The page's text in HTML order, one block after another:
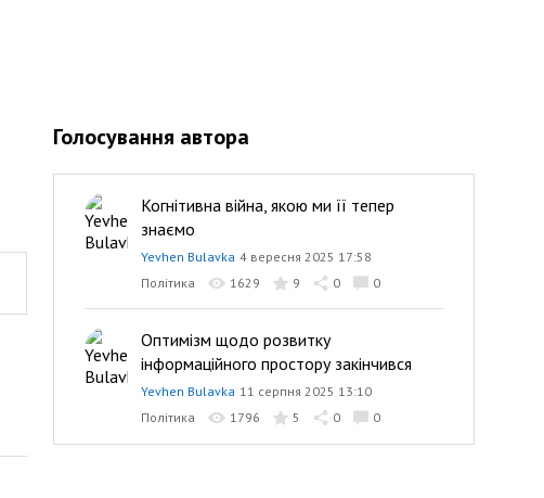
Голосування автора
Когнітивна війна, якою ми її тепер
знаємо
Yevhen Bulavka 4 вересня 2025 17:58
Політика
1629 9 0 0
Оптимізм щодо розвитку
інформаційного простору закінчився
Yevhen Bulavka 11 серпня 2025 13:10
Політика
1796 5 0 0